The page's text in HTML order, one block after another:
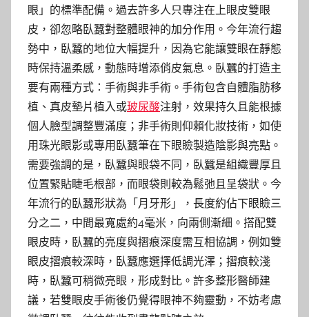
眼」的標準配備。過去許多人只專注在上眼皮雙眼
皮，卻忽略臥蠶對整體眼神的加分作用。今年流行趨
勢中，臥蠶的地位大幅提升，因為它能讓雙眼在靜態
時保持溫柔感，動態時增添俏皮氣息。臥蠶的打造主
要有兩種方式：手術與非手術。手術包含自體脂肪移
植、真皮墊片植入或玻尿酸注射，效果持久且能根據
個人臉型調整豐滿度；非手術則仰賴化妝技術，如使
用珠光眼影或專用臥蠶筆在下眼瞼製造陰影與亮點。
需要強調的是，臥蠶與眼袋不同，臥蠶是組織豐厚且
位置緊貼睫毛根部，而眼袋則較為鬆弛且呈袋狀。今
年流行的臥蠶形狀為「月牙形」，長度約佔下眼瞼三
分之二，中間最寬處約4毫米，向兩側漸細。搭配雙
眼皮時，臥蠶的亮度與摺痕深度需互相協調，例如雙
眼皮摺痕較深時，臥蠶應選擇低調光澤；摺痕較淺
時，臥蠶可稍微亮眼，形成對比。許多整形醫師建
議，若雙眼皮手術後仍覺得眼神不夠靈動，不妨考慮